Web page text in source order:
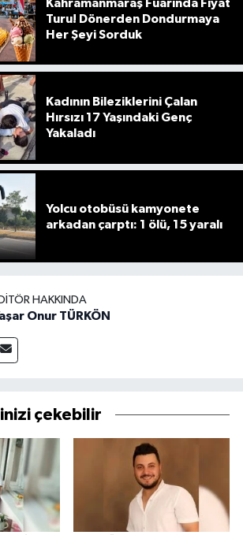
Kahramanmaraş Fuarında Fiyat
Turu! Dönerden Dondurmaya
Her Şeyi Sorduk
Kadının Bileziklerini Çalan
Hırsızı 17 Yaşındaki Genç
Yakaladı
Yolcu otobüsü kamyonete
arkadan çarptı: 1 ölü, 15 yaralı
HAKKINDA
Onur TÜRKÖN
çekebilir